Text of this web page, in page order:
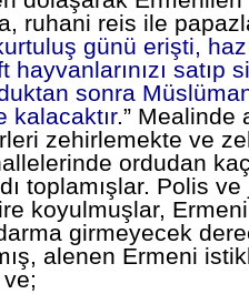
ruhani reis ile
günü erişti,
satıp
sonra
kalacaktır.” Mealinde
zehirlemekte ve
ordudan
toplamışlar. Polis ve
koyulmuşlar,
girmeyecek
alenen Ermeni